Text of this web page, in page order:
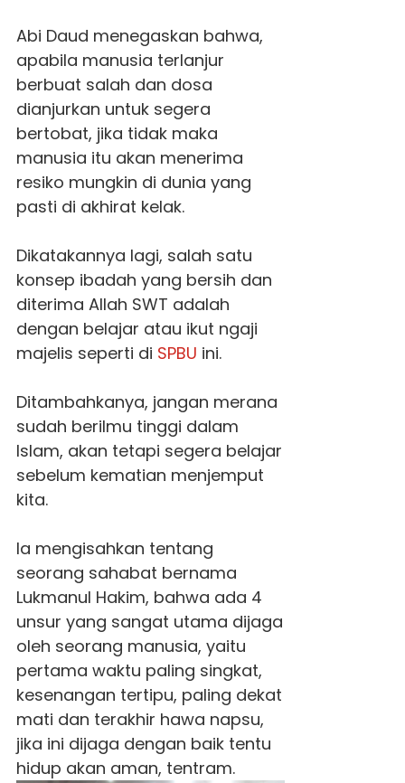
Abi Daud menegaskan bahwa,
apabila manusia terlanjur
berbuat salah dan dosa
dianjurkan untuk segera
bertobat, jika tidak maka
manusia itu akan menerima
resiko mungkin di dunia yang
pasti di akhirat kelak.
Dikatakannya lagi, salah satu
konsep ibadah yang bersih dan
diterima Allah SWT adalah
dengan belajar atau ikut ngaji
majelis seperti di SPBU ini.
Ditambahkanya, jangan merana
sudah berilmu tinggi dalam
Islam, akan tetapi segera belajar
sebelum kematian menjemput
kita.
Ia mengisahkan tentang
seorang sahabat bernama
Lukmanul Hakim, bahwa ada 4
unsur yang sangat utama dijaga
oleh seorang manusia, yaitu
pertama waktu paling singkat,
kesenangan tertipu, paling dekat
mati dan terakhir hawa napsu,
jika ini dijaga dengan baik tentu
hidup akan aman, tentram.